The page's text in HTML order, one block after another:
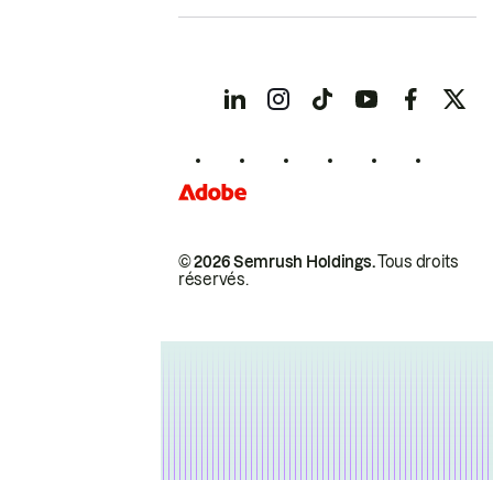
© 2026 Semrush Holdings.Tous droits
réservés.